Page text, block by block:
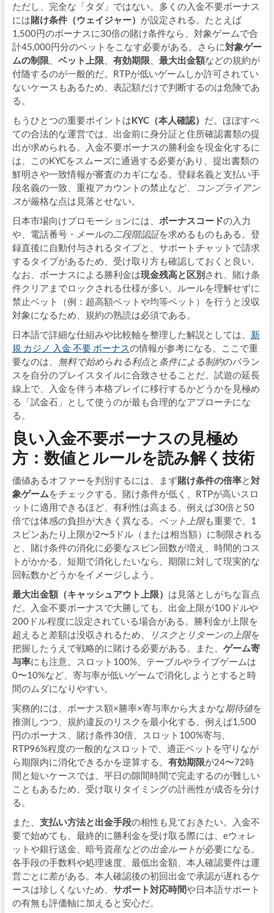
ただし、完全な「タダ」ではない。多くの入金不要ボーナス
には賭け条件（ウェイジャー） が設定される。たとえば
1,500円のボーナスに30倍の賭け条件なら、対象ゲームで合
計45,000円分のベットをこなす必要がある。さらに対象ゲー
ムの制限
ベット上限 有効期限 最大出金額などの規約が
付随するのが一般的だ。RTPが低いゲームしか許可されてい
ないケースもあるため、表記額だけで判断するのは危険であ
る。
もうひとつの重要ポイントはKYC（本人確認） だ。ほぼすべ
ての合法的な運営では、出金前に身分証と住所確認書類の提
出が求められる。入金不要ボーナスの勝利金を現金化するに
は、このKYCをスムーズに通過する必要があり、提出書類の
鮮明さや一致情報が審査のカギになる。登録名義と支払い手
段名義の一致、重複アカウントの禁止など、
コンプライアン
スが厳格な点は見落とせない。
日本市場向けプロモーションには、 ボーナスコードの入力
や、電話番号・メールの二段階認証を求めるものもある。登
録直後に自動付与されるタイプと、サポートチャットで請求
するタイプがあるため、受け取り方も確認しておくと良い。
なお、ボーナスによる勝利金は現金残高と区別され、賭け条
件クリアまでロックされる仕様が多い。ルールを理解せずに
禁止ベット（例：超高額ベットや均等ベット）を行うと没収
対象になるため、規約の熟読は必須である。
日本語で詳細な仕組みや比較軸を整理した解説としては、 新
規 カジノ 入金 不要 ボーナスの情報が参考になる。ここで重
要なのは、 無料で始められる利点と 条件による制約のバラン
スを自分のプレイスタイルに合致させることだ。試遊の延長
線上で、入金を伴う本格プレイに移行するかどうかを見極め
る「試金石」として使うのが最も合理的なアプローチにな
る。
良い入金不要ボーナスの見極め
方：数値とルールを読み解く技術
価値あるオファーを判別するには、まず賭け条件の倍率と対
象ゲームをチェックする。賭け条件が低く、RTPが高いスロ
ットに適用できるほど、有利性は高まる。例えば30倍と50
倍では体感の負担が大きく異なる。 ベット上限も重要で、1
スピンあたり上限が2〜5ドル（または相当額）に制限される
と、賭け条件の消化に必要なスピン回数が増え、時間的コス
トがかかる。短期で消化したいなら、期限に対して現実的な
回転数かどうかをイメージしよう。
最大出金額（キャッシュアウト上限） は見落としがちな盲点
だ。入金不要ボーナスで大勝しても、出金上限が100ドルや
200ドル程度に設定されている場合がある。勝利金が上限を
超えると差額は没収されるため、
リスクとリターンの上限を
把握したうえで戦略的に賭ける必要がある。また、 ゲーム寄
与率にも注意。スロット100%、テーブルやライブゲームは
0〜10%など、寄与率が低いゲームで消化しようとすると時
間のムダになりやすい。
実務的には、ボーナス額×勝率×寄与率から大まかな期待値を
推測しつつ、規約違反のリスクを最小化する。例えば1,500
円のボーナス、賭け条件30倍、スロット100%寄与、
RTP96%程度の一般的なスロットで、適正ベットを守りなが
ら期限内に消化できるかを逆算する。 有効期限が24〜72時
間と短いケースでは、平日の隙間時間で完走するのが難しい
こともあるため、受け取りタイミングの計画性が成否を分け
る。
また、 支払い方法と出金手段の相性も見ておきたい。入金不
要で始めても、最終的に勝利金を受け取る際には、eウォレ
ットや銀行送金、暗号資産などの出金ルート が必要になる。
各手段の手数料や処理速度、最低出金額、本人確認要件は運
営ごとに差がある。本人確認後の初回出金で承認が遅れるケ
ースは珍しくないため、 サポート対応時間や日本語サポート
の有無も評価軸に加えると安心だ。